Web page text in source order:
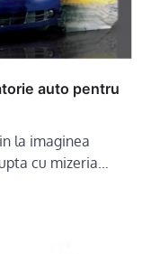
auto pentru
la imaginea
cu mizeria…